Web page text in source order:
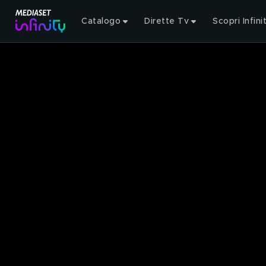
Catalogo Dirette Tv Scopri